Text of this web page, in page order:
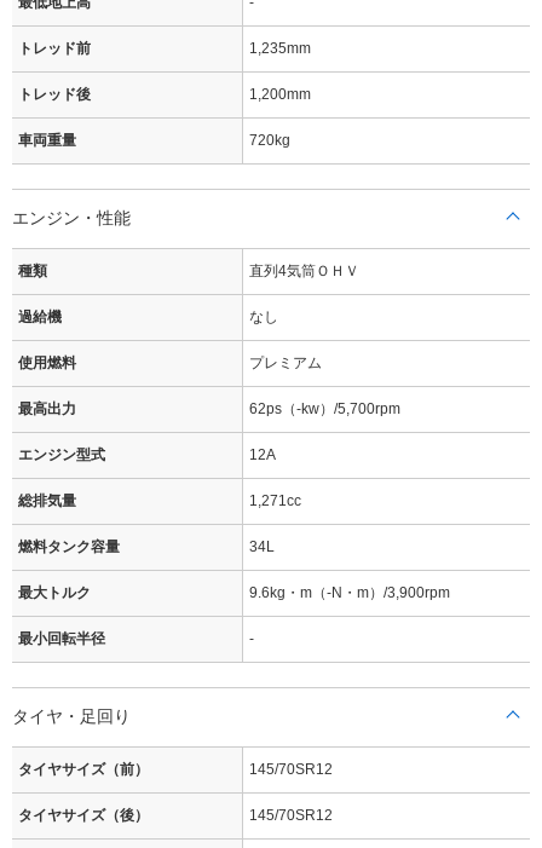
トレッド前 1,235mm
トレッド後 1,200mm
車両重量 720kg
エンジン・性能
種類 直列4気筒ＯＨＶ
過給機 なし
使用燃料 プレミアム
最高出力 62ps（-kw）/5,700rpm
エンジン型式 12A
総排気量 1,271cc
燃料タンク容量 34L
最大トルク 9.6kg・m（-N・m）/3,900rpm
最小回転半径 -
タイヤ・足回り
タイヤサイズ（前） 145/70SR12
タイヤサイズ（後） 145/70SR12